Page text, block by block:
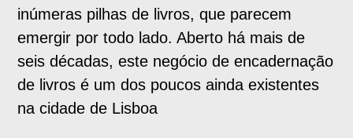
inúmeras pilhas de livros, que parecem
emergir por todo lado. Aberto há mais de
seis décadas, este negócio de encadernação
de livros é um dos poucos ainda existentes
na cidade de Lisboa